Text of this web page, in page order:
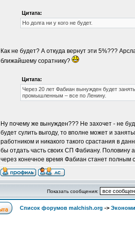
Цитата:
Но долга ни у кого не будет.
Как не будет? А откуда вернут эти 5%???
ближайшему соратнику?
Цитата:
Через 20 лет Фабиан вынужден будет
промышленным – все по Ленину.
Ну почему же вынужден??? Не захочет - не
будет сулить выгоду, то вполне может и
работником и никакого такого срастания в
бы отдать часть своих СП Фабиану. Половину
через конечное время Фабиан станет полным
Показать сообщения:
Список форумов malchish.org ->